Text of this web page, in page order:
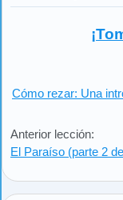
Anterior lección:
El Paraíso (parte 2
Cómo rezar: Una